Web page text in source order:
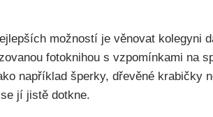
možností je věnovat kolegyni
fotoknihou s vzpomínkami na
například šperky, dřevěné krabičky
jí jistě dotkne.